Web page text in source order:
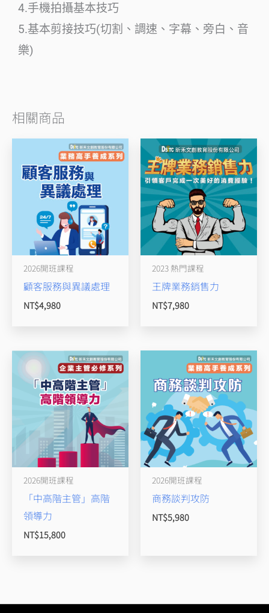
4.手機拍攝基本技巧
5.基本剪接技巧(切割、調速、字幕、旁白、音
樂)
相關商品
2026開班課程
顧客服務與異議處理
NT$4,980
2023 熱門課程
王牌業務銷售力
NT$7,980
2026開班課程
「中高階主管」高階
領導力
NT$15,800
2026開班課程
商務談判攻防
NT$5,980